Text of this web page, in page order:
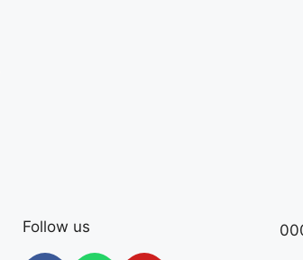
Follow us